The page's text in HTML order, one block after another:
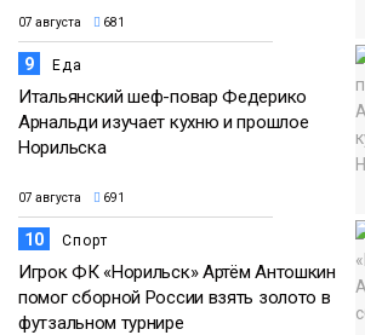
07 августа 681
9 Еда
Итальянский шеф-повар Федерико
Арнальди изучает кухню и прошлое
Норильска
07 августа 691
10 Спорт
Игрок ФК «Норильск» Артём Антошкин
помог сборной России взять золото в
футзальном турнире